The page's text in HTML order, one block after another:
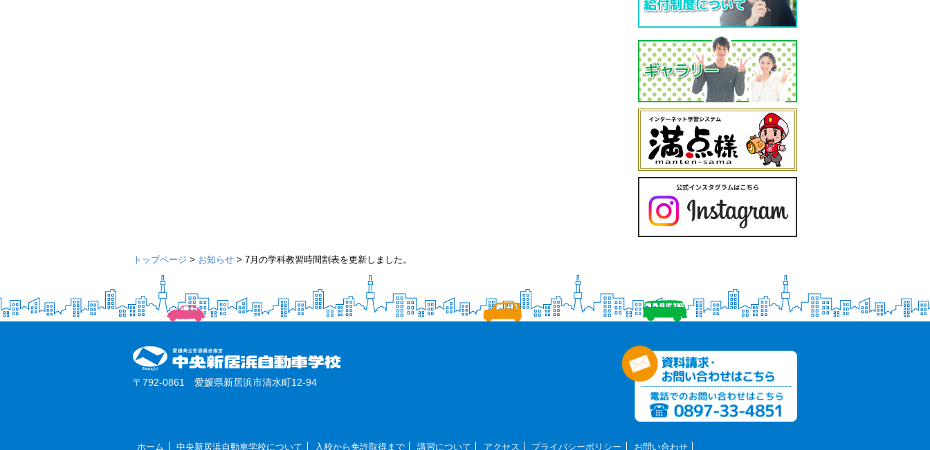
トップページ > お知らせ > 7月の学科教習時間割表を更新しました。
〒792-0861 愛媛県新居浜市清水町12-94
ホーム 中央新居浜自動車学校について 入校から免許取得まで 講習について アクセス プライバシーポリシー お問い合わせ